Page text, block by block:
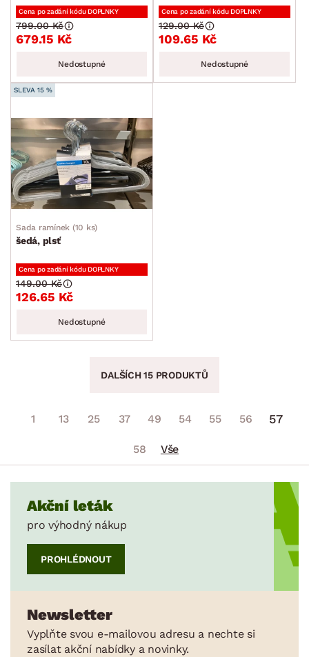
Cena po zadání kódu DOPLNKY
679.15 Kč
799.00 Kč
Nedostupné
Cena po zadání kódu DOPLNKY
109.65 Kč
129.00 Kč
Nedostupné
SLEVA 15 %
Sada ramínek (10 ks)
šedá, plsť
Cena po zadání kódu DOPLNKY
126.65 Kč
149.00 Kč
Nedostupné
DALŠÍCH 15 PRODUKTŮ
1 13 25 37 49 54 55 56 57
58 Vše
Akční leták
pro výhodný nákup
PROHLÉDNOUT
Newsletter
Vyplňte svou e-mailovou adresu a nechte si
zasílat akční nabídky a novinky.